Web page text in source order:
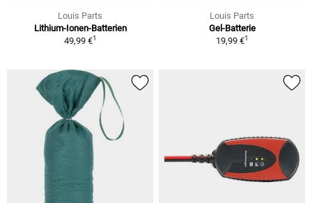
Louis Parts
Lithium-Ionen-Batterien
49,99 €1
Louis Parts
Gel-Batterie
19,99 €1